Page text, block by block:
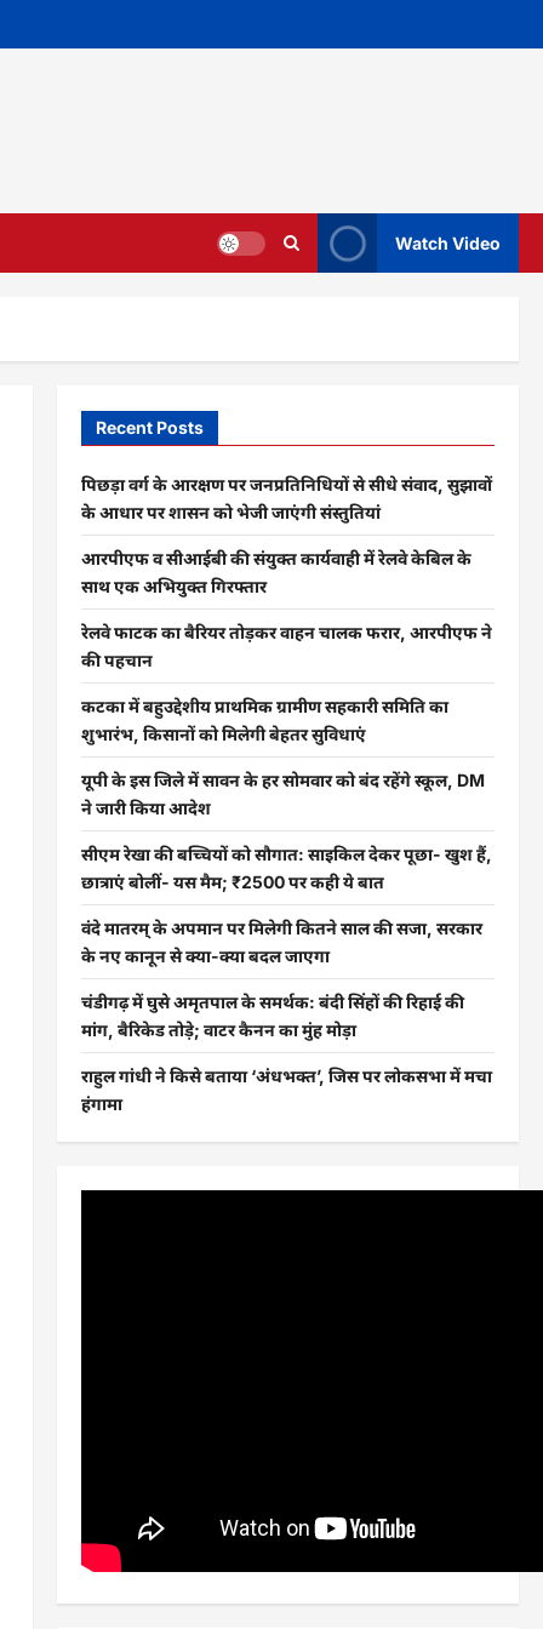
Watch Video
Recent Posts
पिछड़ा वर्ग के आरक्षण पर जनप्रतिनिधियों से सीधे संवाद, सुझावों
के आधार पर शासन को भेजी जाएंगी संस्तुतियां
आरपीएफ व सीआईबी की संयुक्त कार्यवाही में रेलवे केबिल के
साथ एक अभियुक्त गिरफ्तार
रेलवे फाटक का बैरियर तोड़कर वाहन चालक फरार, आरपीएफ ने
की पहचान
कटका में बहुउद्देशीय प्राथमिक ग्रामीण सहकारी समिति का
शुभारंभ, किसानों को मिलेगी बेहतर सुविधाएं
यूपी के इस जिले में सावन के हर सोमवार को बंद रहेंगे स्कूल, DM
ने जारी किया आदेश
सीएम रेखा की बच्चियों को सौगात: साइकिल देकर पूछा- खुश हैं,
छात्राएं बोलीं- यस मैम; ₹2500 पर कही ये बात
वंदे मातरम् के अपमान पर मिलेगी कितने साल की सजा, सरकार
के नए कानून से क्या-क्या बदल जाएगा
चंडीगढ़ में घुसे अमृतपाल के समर्थक: बंदी सिंहों की रिहाई की
मांग, बैरिकेड तोड़े; वाटर कैनन का मुंह मोड़ा
राहुल गांधी ने किसे बताया ‘अंधभक्त’, जिस पर लोकसभा में मचा
हंगामा